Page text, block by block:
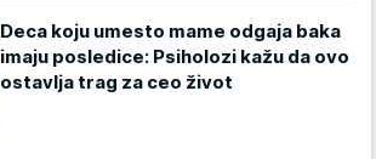
Deca koju umesto mame odgaja baka
imaju posledice: Psiholozi kažu da ovo
ostavlja trag za ceo život